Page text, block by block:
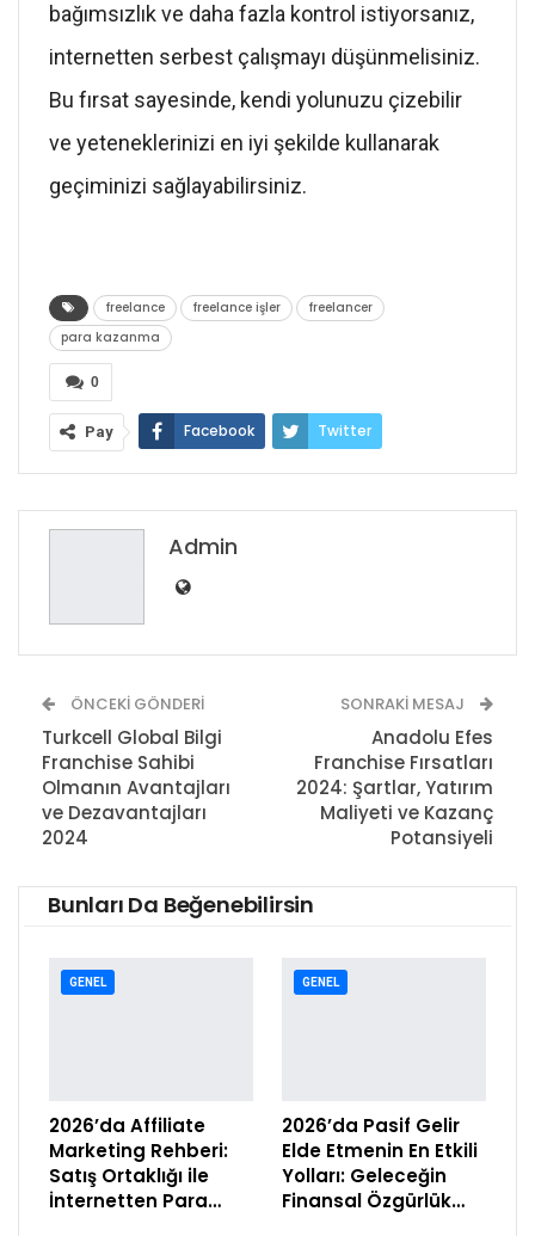
bağımsızlık ve daha fazla kontrol istiyorsanız,
internetten serbest çalışmayı düşünmelisiniz.
Bu fırsat sayesinde, kendi yolunuzu çizebilir
ve yeteneklerinizi en iyi şekilde kullanarak
geçiminizi sağlayabilirsiniz.
freelance freelance işler
freelancer
para kazanma
0
Pay Facebook Twitter
Google+ ReddIt
Admin
ÖNCEKI GÖNDERI
Turkcell Global Bilgi
Franchise Sahibi
Olmanın Avantajları
ve Dezavantajları
2024
SONRAKI MESAJ
Anadolu Efes
Franchise Fırsatları
2024: Şartlar, Yatırım
Maliyeti ve Kazanç
Potansiyeli
Bunları Da Beğenebilirsin
GENEL
2026’da Affiliate
Marketing Rehberi:
Satış Ortaklığı ile
İnternetten Para…
GENEL
2026’da Pasif Gelir
Elde Etmenin En Etkili
Yolları: Geleceğin
Finansal Özgürlük…